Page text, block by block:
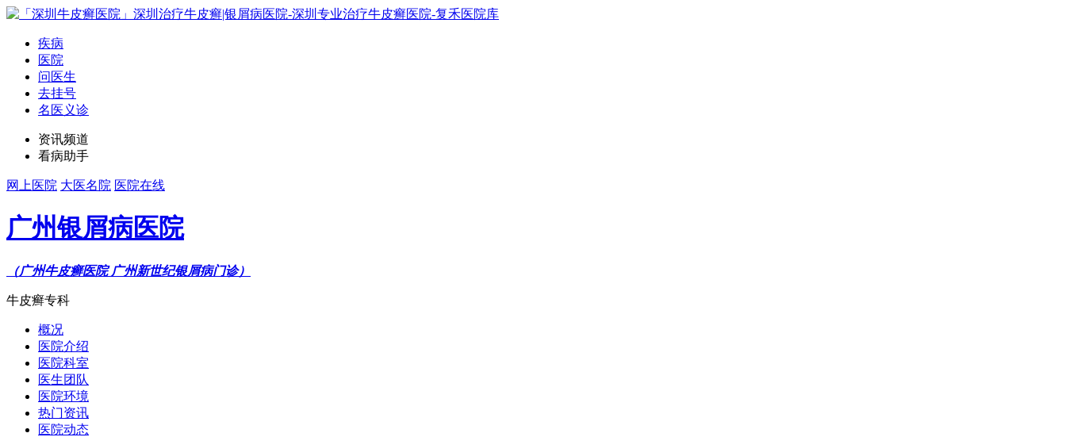
疾病
医院
问医生
去挂号
名医义诊
资讯频道
看病助手
网上医院 大医名院 医院在线
广州银屑病医院
（广州牛皮癣医院 广州新世纪银屑病门诊）
牛皮癣专科
概况
医院介绍
医院科室
医生团队
医院环境
热门资讯
医院动态